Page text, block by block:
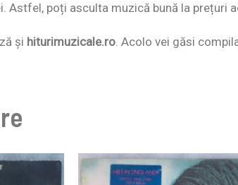
Astfel, poți asculta muzică bună la prețuri
și hiturimuzicale.ro. Acolo vei găsi